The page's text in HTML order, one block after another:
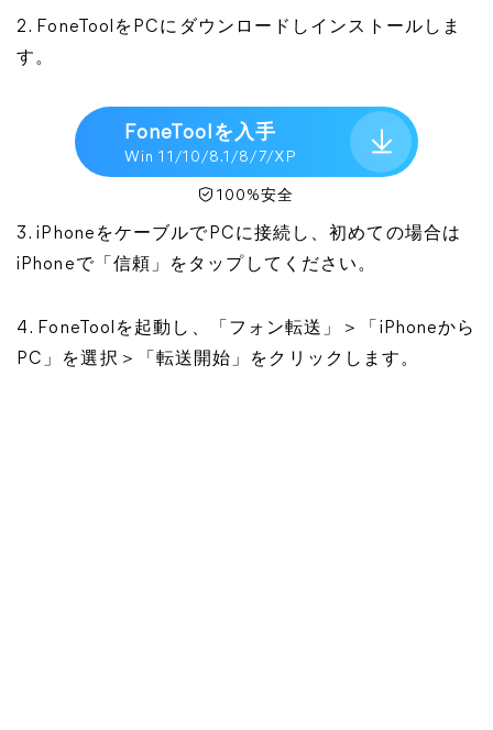
2. FoneToolをPCにダウンロードしインストールしま
す。
FoneToolを入手
Win 11/10/8.1/8/7/XP
100%安全
3. iPhoneをケーブルでPCに接続し、初めての場合は
iPhoneで「信頼」をタップしてください。
4. FoneToolを起動し、「フォン転送」＞「iPhoneから
PC」を選択＞「転送開始」をクリックします。